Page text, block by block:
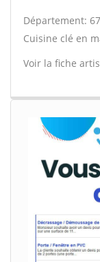
Département: 67
Cuisine clé en
Voir la fiche